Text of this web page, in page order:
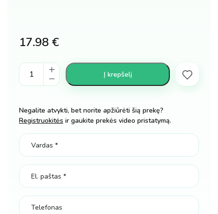
17.98 €
Minkštos
sensorinės
Piramidė
kiekis
Į krepšelį
Negalite atvykti, bet norite apžiūrėti šią prekę?
Registruokitės ir gaukite prekės video pristatymą.